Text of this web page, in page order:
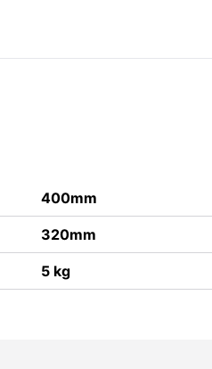
400mm
320mm
5 kg